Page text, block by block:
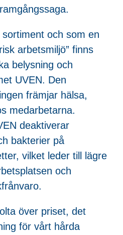
och som en
arbetsmiljö” finns
belysning och
UVEN. Den
främjar hälsa,
medarbetarna.
deaktiverar
bakterier på
vilket leder till lägre
och
över priset, det
för vårt hårda